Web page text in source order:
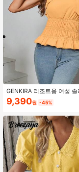
GENKIRA 리조트용 여성 솔
빈티지 스타일 경사어깨 셔
블라우스
9,390원 -45%